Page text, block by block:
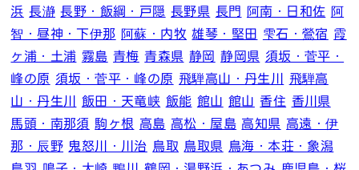
浜 長瀞 長野・飯綱・戸隠 長野県 長門 阿南・日和佐 阿
智・昼神・下伊那 阿蘇・内牧 雄琴・堅田 雫石・鶯宿 霞
ヶ浦・土浦 霧島 青梅 青森県 静岡 静岡県 須坂・菅平・
峰の原 須坂・菅平・峰の原 飛騨高山・丹生川
飛騨高
山・丹生川
飯田・天竜峡 飯能 館山 館山 香住 香川県
馬頭・南那須 駒ヶ根 高島 高松・屋島 高知県 高遠・伊
那・辰野 鬼怒川・川治 鳥取 鳥取県 鳥海・本荘・象潟